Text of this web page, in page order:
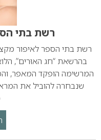
רשת בתי
רשת בתי הספר לאיפור
בהרשאת “חג האוּרים”,
המרשימה הופקד המאפר,
שנבחרה להוביל את